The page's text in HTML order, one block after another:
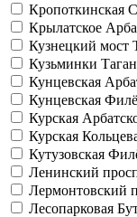
Кропоткинская
Крылатское
Кузнецкий мост
Кузьминки
Кунцевская
Кунцевская
Курская
Курская
Кутузовская
Ленинский
Лермонтовский
Лесопарковая